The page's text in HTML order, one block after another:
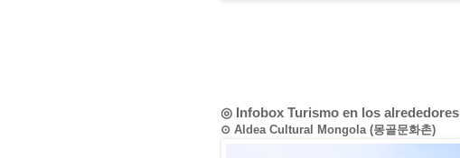
◎ Infobox Turismo en los alrededores
⊙ Aldea Cultural Mongola (몽골문화촌)